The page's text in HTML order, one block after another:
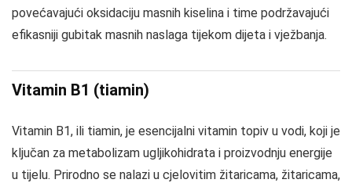
povećavajući oksidaciju masnih kiselina i time podržavajući
efikasniji gubitak masnih naslaga tijekom dijeta i vježbanja.
Vitamin B1 (tiamin)
Vitamin B1, ili tiamin, je esencijalni vitamin topiv u vodi, koji je
ključan za metabolizam ugljikohidrata i proizvodnju energije
u tijelu. Prirodno se nalazi u cjelovitim žitaricama, žitaricama,